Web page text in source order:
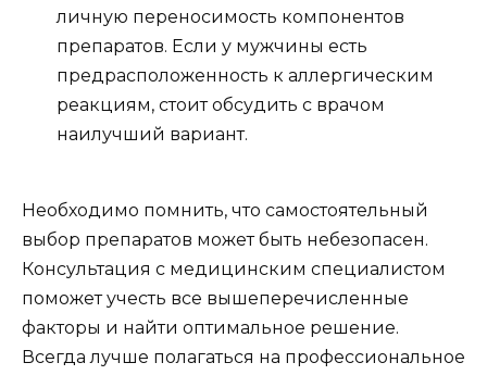
личную переносимость компонентов
препаратов. Если у мужчины есть
предрасположенность к аллергическим
реакциям, стоит обсудить с врачом
наилучший вариант.
Необходимо помнить, что самостоятельный
выбор препаратов может быть небезопасен.
Консультация с медицинским специалистом
поможет учесть все вышеперечисленные
факторы и найти оптимальное решение.
Всегда лучше полагаться на профессиональное